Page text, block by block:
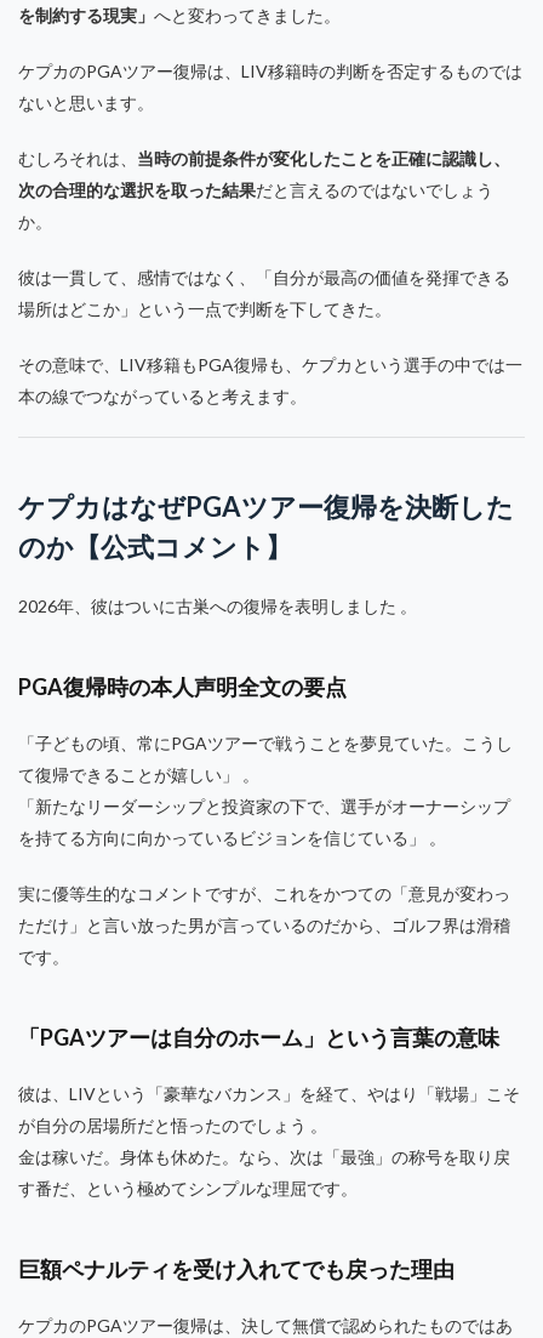
を制約する現実」 へと変わってきました。
ケプカのPGAツアー復帰は、LIV移籍時の判断を否定するものでは
ないと思います。
むしろそれは、 当時の前提条件が変化したことを正確に認識し、
次の合理的な選択を取った結果だと言えるのではないでしょう
か。
彼は一貫して、感情ではなく、「自分が最高の価値を発揮できる
場所はどこか」という一点で判断を下してきた。
その意味で、LIV移籍もPGA復帰も、ケプカという選手の中では一
本の線でつながっていると考えます。
ケプカはなぜPGAツアー復帰を決断した
のか【公式コメント】
2026年、彼はついに古巣への復帰を表明しました 。
PGA復帰時の本人声明全文の要点
「子どもの頃、常にPGAツアーで戦うことを夢見ていた。こうし
て復帰できることが嬉しい」 。
「新たなリーダーシップと投資家の下で、選手がオーナーシップ
を持てる方向に向かっているビジョンを信じている」 。
実に優等生的なコメントですが、これをかつての「意見が変わっ
ただけ」と言い放った男が言っているのだから、ゴルフ界は滑稽
です。
「PGAツアーは自分のホーム」という言葉の意味
彼は、LIVという「豪華なバカンス」を経て、やはり「戦場」こそ
が自分の居場所だと悟ったのでしょう 。
金は稼いだ。身体も休めた。なら、次は「最強」の称号を取り戻
す番だ、という極めてシンプルな理屈です。
巨額ペナルティを受け入れてでも戻った理由
ケプカのPGAツアー復帰は、決して無償で認められたものではあ